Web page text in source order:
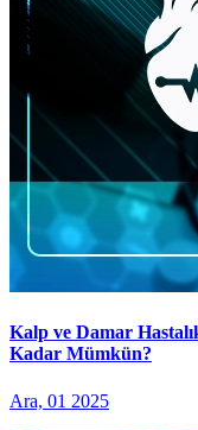
Kalp ve Damar
Kadar Mümkün?
Ara, 01 2025